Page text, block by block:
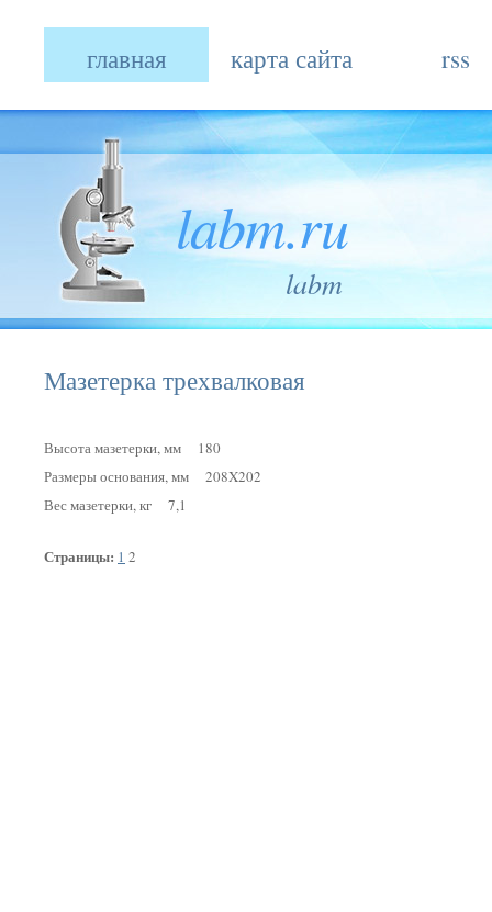
главная карта сайта rss
labm.ru
labm
Мазетерка трехвалковая
Высота мазетерки, мм 180
Размеры основания, мм 208X202
Вес мазетерки, кг 7,1
Страницы: 1 2